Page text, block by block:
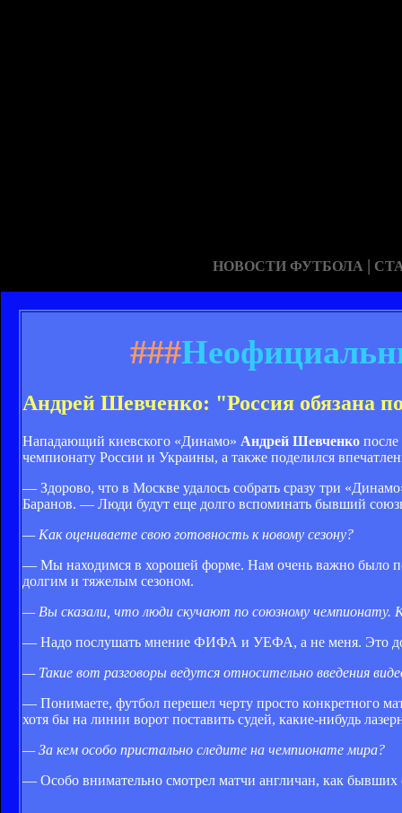
НОВОСТИ ФУТБОЛА |
###
Андрей Шевченко: "Россия обязана
Нападающий киевского «Динамо» Андрей Шевченко
чемпионату России и Украины, а также поделился
— Здорово, что в Москве удалось собрать сразу три
Баранов. — Люди будут еще долго вспоминать бывший
— Как оцениваете свою готовность к новому сезону?
— Мы находимся в хорошей форме. Нам очень важно было
долгим и тяжелым сезоном.
— Вы сказали, что люди скучают по союзному чемпионату.
— Надо послушать мнение ФИФА и УЕФА, а не меня. Это
— Такие вот разговоры ведутся относительно введения
— Понимаете, футбол перешел черту просто конкретного
хотя бы на линии ворот поставить судей, какие-нибудь
— За кем особо пристально следите на чемпионате мира?
— Особо внимательно смотрел матчи англичан, как бывших